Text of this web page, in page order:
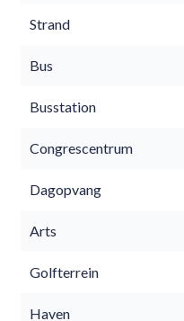
Strand
Bus
Busstation
Congrescentrum
Dagopvang
Arts
Golfterrein
Haven